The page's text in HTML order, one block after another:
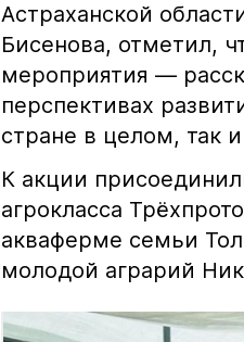
Астраханской
Бисенова, отметил,
мероприятия —
перспективах
стране в целом, так
К акции
агрокласса
акваферме семьи
молодой аграрий